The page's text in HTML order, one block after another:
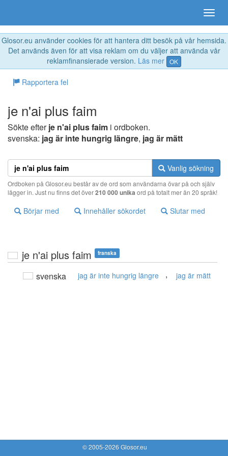
Glosor.eu använder cookies för att hantera ditt besök på vår hemsida.
Det används även för att visa reklam om du väljer att använda vår
reklamfinansierade version. Läs mer OK
Rapportera fel
je n'ai plus faim
Sökte efterje n'ai plus faim i ordboken.
svenska: jag är inte hungrig längre, jag är mätt
Vanlig sökning
Ordboken på Glosor.eu består av de ord som användarna övar på och själv
lägger in. Just nu finns det över210 000 unika ord på totalt mer än 20 språk!
Börjar med Innehåller sökordet Slutar med
je n'ai plus faim franska
svenska jag är inte hungrig längre , jag är mätt
© 2005-2026 Glosor.eu